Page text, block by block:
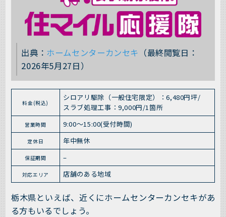
出典： ホームセンターカンセキ （最終閲覧日：
2026年5月27日）
料金(税込)
シロアリ駆除（一般住宅限定）：6,480円坪/
スラブ処理工事：9,000円/1箇所
営業時間 9:00～15:00(受付時間)
定休日 年中無休
保証期間 –
対応エリア 店舗のある地域
栃木県といえば、近くにホームセンターカンセキがあ
る方もいるでしょう。